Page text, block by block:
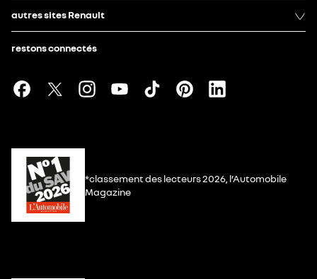
autres sites Renault
restons connectés
*classement des lecteurs 2026, l’Automobile
Magazine